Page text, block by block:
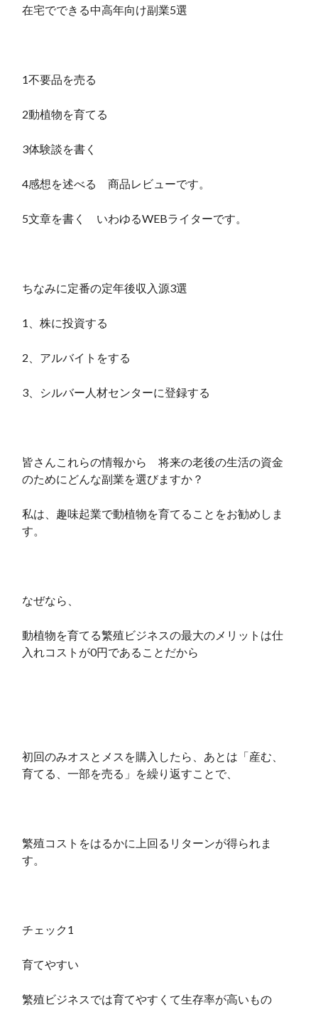
在宅でできる中高年向け副業5選
1不要品を売る
2動植物を育てる
3体験談を書く
4感想を述べる 商品レビューです。
5文章を書く いわゆるWEBライターです。
ちなみに定番の定年後収入源3選
1、株に投資する
2、アルバイトをする
3、シルバー人材センターに登録する
皆さんこれらの情報から 将来の老後の生活の資金
のためにどんな副業を選びますか？
私は、趣味起業で動植物を育てることをお勧めしま
す。
なぜなら、
動植物を育てる繁殖ビジネスの最大のメリットは仕
入れコストが0円であることだから
初回のみオスとメスを購入したら、あとは「産む、
育てる、一部を売る」を繰り返すことで、
繁殖コストをはるかに上回るリターンが得られま
す。
チェック1
育てやすい
繁殖ビジネスでは育てやすくて生存率が高いもの